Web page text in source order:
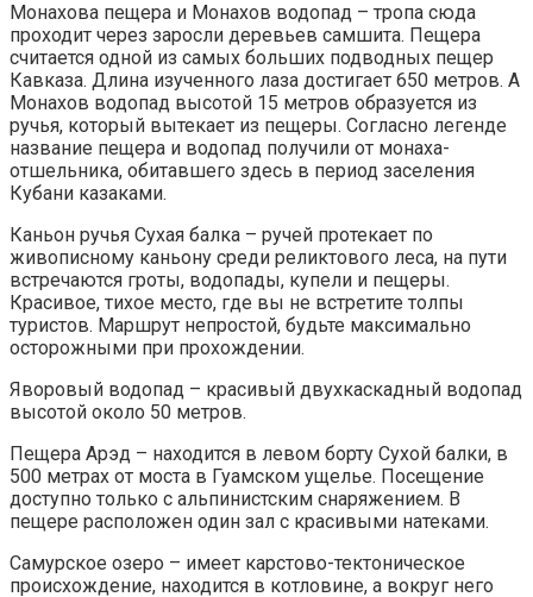
Монахова пещера и Монахов водопад – тропа сюда
проходит через заросли деревьев самшита. Пещера
считается одной из самых больших подводных пещер
Кавказа. Длина изученного лаза достигает 650 метров. А
Монахов водопад высотой 15 метров образуется из
ручья, который вытекает из пещеры. Согласно легенде
название пещера и водопад получили от монаха-
отшельника, обитавшего здесь в период заселения
Кубани казаками.
Каньон ручья Сухая балка – ручей протекает по
живописному каньону среди реликтового леса, на пути
встречаются гроты, водопады, купели и пещеры.
Красивое, тихое место, где вы не встретите толпы
туристов. Маршрут непростой, будьте максимально
осторожными при прохождении.
Яворовый водопад – красивый двухкаскадный водопад
высотой около 50 метров.
Пещера Арэд – находится в левом борту Сухой балки, в
500 метрах от моста в Гуамском ущелье. Посещение
доступно только с альпинистским снаряжением. В
пещере расположен один зал с красивыми натеками.
Самурское озеро – имеет карстово-тектоническое
происхождение, находится в котловине, а вокруг него